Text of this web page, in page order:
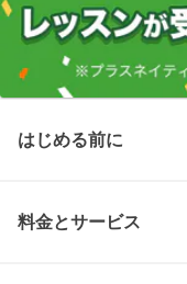
はじめる前に
料金とサービス